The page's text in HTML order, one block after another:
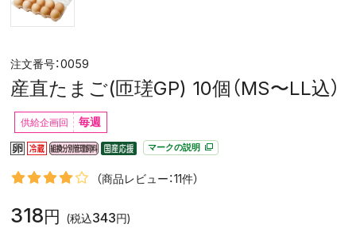
0059
産直たまご(匝瑳GP) 10個（MS〜LL込）
毎週
マークの説明
（商品レビュー：11件）
318円 (税込343円)